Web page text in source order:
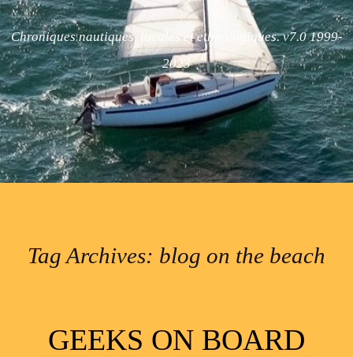
Chroniques nautiques, locales et ethnologiques. v7.0 1999-
2023
Tag Archives: blog on the beach
GEEKS ON BOARD